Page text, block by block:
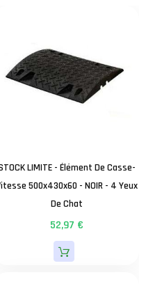
LIMITE - Élément De Casse-
500x430x60 - NOIR - 4 Yeux
De Chat
52,97 €